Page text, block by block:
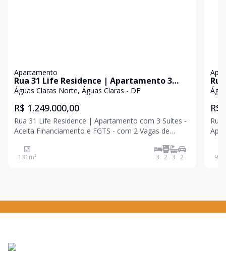
Apartamento
Rua 31 Life Residence | Apartamento 3
Quartos sendo 3 Suítes - Aceita
Garagem - Águas Claras
Águas Claras Norte, Águas Claras - DF
R$ 1.249.000,00
Rua 31 Life Residence | Apartamento com 3 Suítes -
Aceita Financiamento e FGTS - com 2 Vagas de
espaço em perfeita harmonia Se você procura um
apartamento amplo, moderno e pronto para elevar
131 m² 3 2 3 2
R$
Rua
96